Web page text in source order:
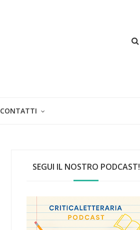
CONTATTI
SEGUI IL NOSTRO PODCAST!